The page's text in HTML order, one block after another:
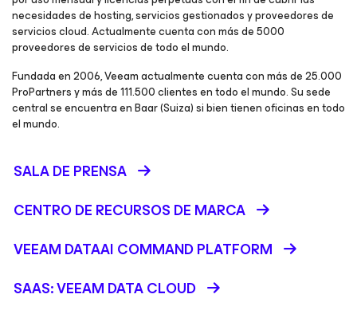
necesidades de hosting, servicios gestionados y proveedores de
servicios cloud. Actualmente cuenta con más de 5000
proveedores de servicios de todo el mundo.
Fundada en 2006, Veeam actualmente cuenta con más de 25.000
ProPartners y más de 111.500 clientes en todo el mundo. Su sede
central se encuentra en Baar (Suiza) si bien tienen oficinas en todo
el mundo.
SALA DE PRENSA
CENTRO DE RECURSOS DE MARCA
VEEAM DATAAI COMMAND PLATFORM
SAAS: VEEAM DATA CLOUD